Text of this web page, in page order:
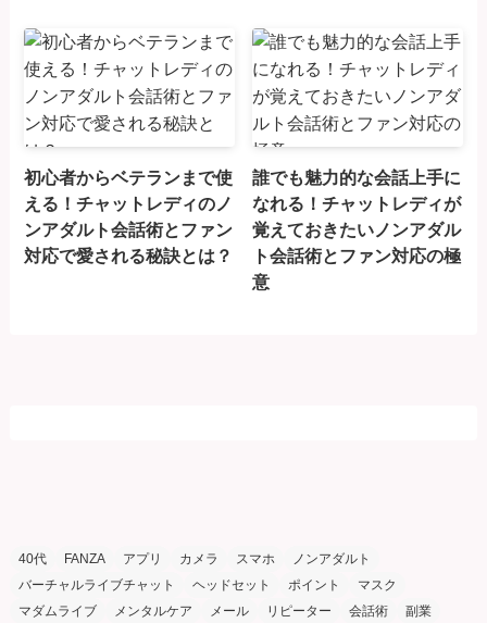
初心者からベテランまで使
える！チャットレディのノ
ンアダルト会話術とファン
対応で愛される秘訣とは？
誰でも魅力的な会話上手に
なれる！チャットレディが
覚えておきたいノンアダル
ト会話術とファン対応の極
意
40代 FANZA アプリ カメラ スマホ
ノンアダルト
バーチャルライブチャット
ヘッドセット ポイント
マスク
マダムライブ
メンタルケア メール リピーター 会話術
副業